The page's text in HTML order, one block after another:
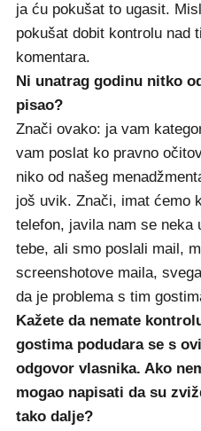
ja ću pokušat to ugasit.
pokušat dobit kontrolu nad
komentara.
Ni unatrag godinu nitko
pisao?
Znači ovako: ja vam
vam poslat ko pravno
niko od našeg
još uvik. Znači, imat ćemo
telefon, javila nam se neka
tebe, ali smo poslali mail,
screenshotove maila,
da je problema s tim
Kažete da nemate
gostima podudara se s
odgovor vlasnika. Ako
mogao napisati da su
tako dalje?